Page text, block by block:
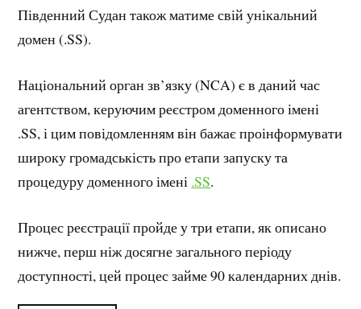
Південний Судан також матиме свій унікальний
домен (.SS).
Національний орган зв’язку (NCA) є в даний час
агентством, керуючим реєстром доменного імені
.SS, і цим повідомленням він бажає проінформувати
широку громадськість про етапи запуску та
процедуру доменного імені .SS.
Процес реєстрації пройде у три етапи, як описано
нижче, перш ніж досягне загального періоду
доступності, цей процес займе 90 календарних днів.